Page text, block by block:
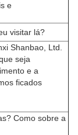
e
visitar lá?
Shanbao, Ltd.
seja
e a
ficados
Como sobre a